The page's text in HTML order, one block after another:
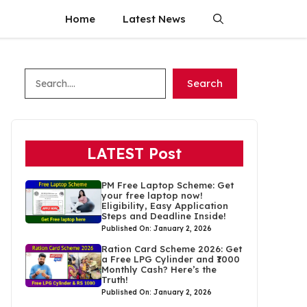
Home Latest News
Search
LATEST Post
PM Free Laptop Scheme: Get
your free laptop now!
Eligibility, Easy Application
Steps and Deadline Inside!
Published On: January 2, 2026
Ration Card Scheme 2026: Get
a Free LPG Cylinder and ₹1000
Monthly Cash? Here’s the
Truth!
Published On: January 2, 2026